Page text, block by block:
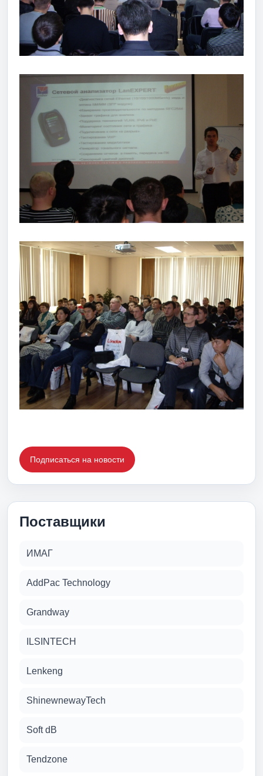
Подписаться на новости
Поставщики
ИМАГ
AddPac Technology
Grandway
ILSINTECH
Lenkeng
ShinewnewayTech
Soft dB
Tendzone